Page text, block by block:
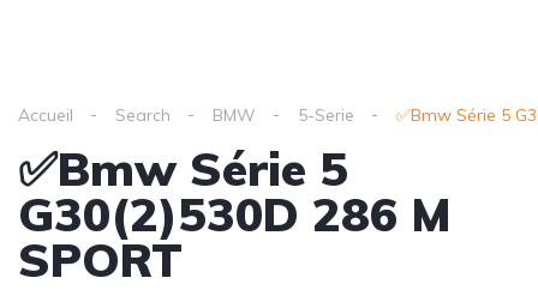
Accueil Search BMW 5-Serie ✅Bmw Série 5
✅Bmw Série 5
G30(2)530D 286 M
SPORT